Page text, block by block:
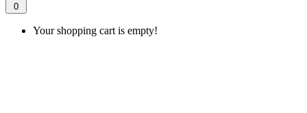
0
Your shopping cart is empty!